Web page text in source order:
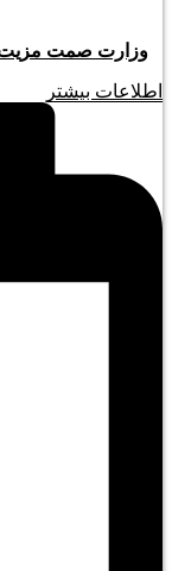
وزارت صمت
اطلاعات بیشتر